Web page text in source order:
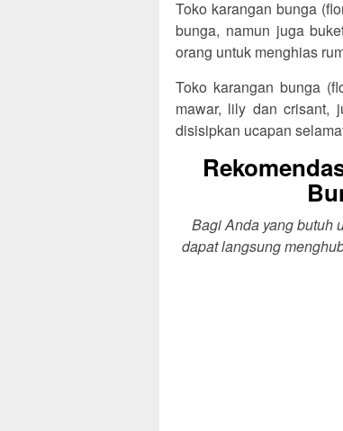
Toko karangan bunga
bunga, namun juga
orang untuk menghias
Toko karangan bunga
mawar, lily dan crisant,
disisipkan ucapan
Bagi Anda yang butuh
dapat langsung